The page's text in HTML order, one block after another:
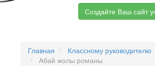
Создайте Ваш сайт
Главная
Классному руководителю
Абай жолы романы